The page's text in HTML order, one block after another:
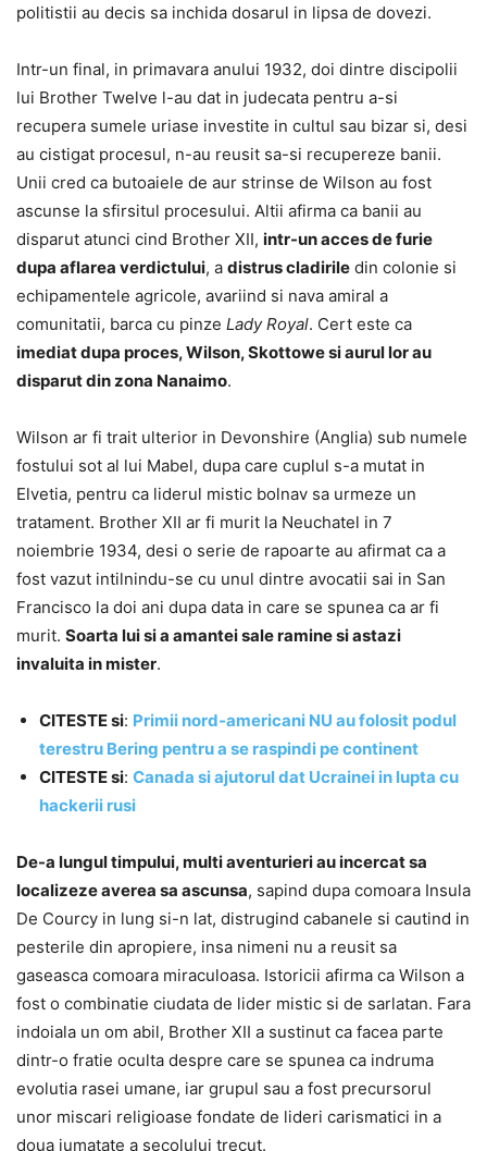
politistii au decis sa inchida dosarul in lipsa de dovezi.
Intr-un final, in primavara anului 1932, doi dintre discipolii
lui Brother Twelve l-au dat in judecata pentru a-si
recupera sumele uriase investite in cultul sau bizar si, desi
au cistigat procesul, n-au reusit sa-si recupereze banii.
Unii cred ca butoaiele de aur strinse de Wilson au fost
ascunse la sfirsitul procesului. Altii afirma ca banii au
disparut atunci cind Brother XII, intr-un acces de furie
dupa aflarea verdictului, a distrus cladirile din colonie si
echipamentele agricole, avariind si nava amiral a
comunitatii, barca cu pinze Lady Royal. Cert este ca
imediat dupa proces, Wilson, Skottowe si aurul lor au
disparut din zona Nanaimo.
Wilson ar fi trait ulterior in Devonshire (Anglia) sub numele
fostului sot al lui Mabel, dupa care cuplul s-a mutat in
Elvetia, pentru ca liderul mistic bolnav sa urmeze un
tratament. Brother XII ar fi murit la Neuchatel in 7
noiembrie 1934, desi o serie de rapoarte au afirmat ca a
fost vazut intilnindu-se cu unul dintre avocatii sai in San
Francisco la doi ani dupa data in care se spunea ca ar fi
murit. Soarta lui si a amantei sale ramine si astazi
invaluita in mister.
CITESTE si: Primii nord-americani NU au folosit podul
terestru Bering pentru a se raspindi pe continent
CITESTE si: Canada si ajutorul dat Ucrainei in lupta cu
hackerii rusi
De-a lungul timpului, multi aventurieri au incercat sa
localizeze averea sa ascunsa, sapind dupa comoara Insula
De Courcy in lung si-n lat, distrugind cabanele si cautind in
pesterile din apropiere, insa nimeni nu a reusit sa
gaseasca comoara miraculoasa. Istoricii afirma ca Wilson a
fost o combinatie ciudata de lider mistic si de sarlatan. Fara
indoiala un om abil, Brother XII a sustinut ca facea parte
dintr-o fratie oculta despre care se spunea ca indruma
evolutia rasei umane, iar grupul sau a fost precursorul
unor miscari religioase fondate de lideri carismatici in a
doua jumatate a secolului trecut.